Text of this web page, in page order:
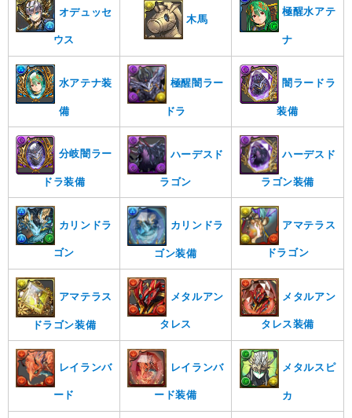
オデュッセ
ウス
木馬
極醒水アテ
ナ
水アテナ装
備
極醒闇ラー
ドラ
闇ラードラ
装備
分岐闇ラー
ドラ装備
ハーデスド
ラゴン
ハーデスド
ラゴン装備
カリンドラ
ゴン
カリンドラ
ゴン装備
アマテラス
ドラゴン
アマテラス
ドラゴン装備
メタルアン
タレス
メタルアン
タレス装備
レイランバ
ード
レイランバ
ード装備
メタルスピ
カ